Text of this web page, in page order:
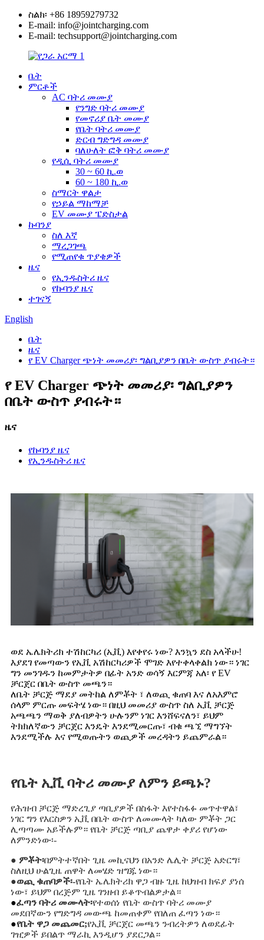
ስልክ፡ +86 18959279732
E-mail: info@jointcharging.com
E-mail: techsupport@jointcharging.com
ቤት
ምርቶች
AC ባትሪ መሙያ
የንግድ ባትሪ መሙያ
የመኖሪያ ቤት መሙያ
የቤት ባትሪ መሙያ
ድርብ ግድግዳ መሙያ
ባለሁለት ፎቅ ባትሪ መሙያ
የዲሲ ባትሪ መሙያ
30 ~ 60 ኪ.ወ
60 ~ 180 ኪ.ወ
ስማርት ዋልታ
የኃይል ማከማቻ
EV መሙያ ፔድስታል
ኩባንያ
ስለ እኛ
ማረጋገጫ
የሚጠየቁ ጥያቄዎች
ዜና
የኢንዱስትሪ ዜና
የኩባንያ ዜና
ተገናኝ
English
ቤት
ዜና
የ EV Charger ጭነት መመሪያ፡ ግልቢያዎን በቤት ውስጥ ያብሩት።
የ EV Charger ጭነት መመሪያ፡ ግልቢያዎን
በቤት ውስጥ ያብሩት።
ዜና
የኩባንያ ዜና
የኢንዱስትሪ ዜና
ወደ ኤሌክትሪክ ተሽከርካሪ (ኢቪ) እየቀየሩ ነው? እንኳን ደስ አላችሁ!
እያደገ የመጣውን የኢቪ አሽከርካሪዎች ሞገድ እየተቀላቀልክ ነው። ነገር
ግን መንገዱን ከመምታትዎ በፊት አንድ ወሳኝ እርምጃ አለ፡ የ EV
ቻርጀር በቤት ውስጥ መጫን።
ለቤት ቻርጅ ማደያ መትከል ለምቾት ፣ ለወጪ ቁጠባ እና ለአእምሮ
ሰላም ምርጡ መፍትሄ ነው። በዚህ መመሪያ ውስጥ ስለ ኢቪ ቻርጅ
አጫጫን ማወቅ ያለብዎትን ሁሉንም ነገር እንሸፍናለን፣ ይህም
ትክክለኛውን ቻርጀር እንዴት እንደሚመርጡ፣ ብቁ ጫኚ ማግኘት
እንደሚችሉ እና የሚወጡትን ወጪዎች መረዳትን ይጨምራል።
የቤት ኢቪ ባትሪ መሙያ ለምን ይጫኑ?
የሕዝብ ቻርጅ ማድረጊያ ጣቢያዎች በስፋት እየተስፋፉ መጥተዋል፣
ነገር ግን የእርስዎን ኢቪ በቤት ውስጥ ለመሙላት ካለው ምቾት ጋር
ሊጣጣሙ አይችሉም። የቤት ቻርጅ ጣቢያ ጨዋታ ቀያሪ የሆነው
ለምንድነው፡-
● ምቾት፡በምትተኛበት ጊዜ መኪናህን በአንድ ሌሊት ቻርጅ አድርግ፣
ስለዚህ ሁልጊዜ ጠዋት ለመሄድ ዝግጁ ነው።
●ወጪ ቁጠባዎች፡-የቤት ኤሌክትሪክ ዋጋ ብዙ ጊዜ ከህዝብ ክፍያ ያነሰ
ነው፣ ይህም በረጅም ጊዜ ገንዘብ ይቆጥብልዎታል።
●ፈጣን ባትሪ መሙላት፡የተወሰነ የቤት ውስጥ ባትሪ መሙያ
መደበኛውን የግድግዳ መውጫ ከመጠቀም የበለጠ ፈጣን ነው።
●የቤት ዋጋ መጨመር;የኢቪ ቻርጀር መጫን ንብረትዎን ለወደፊት
ገዢዎች ይበልጥ ማራኪ እንዲሆን ያደርጋል።